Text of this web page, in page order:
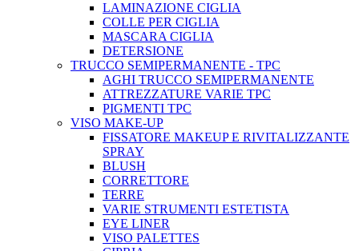
LAMINAZIONE CIGLIA
COLLE PER CIGLIA
MASCARA CIGLIA
DETERSIONE
TRUCCO SEMIPERMANENTE - TPC
AGHI TRUCCO SEMIPERMANENTE
ATTREZZATURE VARIE TPC
PIGMENTI TPC
VISO MAKE-UP
FISSATORE MAKEUP E RIVITALIZZANTE
SPRAY
BLUSH
CORRETTORE
TERRE
VARIE STRUMENTI ESTETISTA
EYE LINER
VISO PALETTES